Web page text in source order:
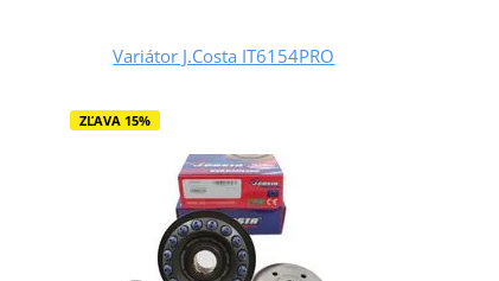
Variátor J.Costa IT6154PRO
ZĽAVA 15%